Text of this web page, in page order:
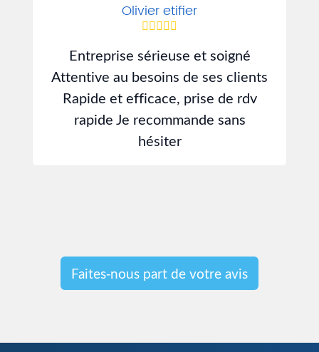
Olivier etifier
Entreprise sérieuse et soigné
Attentive au besoins de ses clients
Rapide et efficace, prise de rdv
rapide Je recommande sans
hésiter
Faites-nous part de votre avis